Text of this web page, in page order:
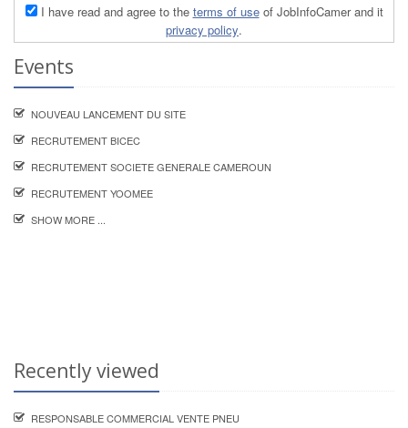
I have read and agree to the terms of useof JobInfoCamer and it
privacy policy.
Events
NOUVEAU LANCEMENT DU SITE
RECRUTEMENT BICEC
RECRUTEMENT SOCIETE GENERALE CAMEROUN
RECRUTEMENT YOOMEE
SHOW MORE ...
Recently viewed
RESPONSABLE COMMERCIAL VENTE PNEU